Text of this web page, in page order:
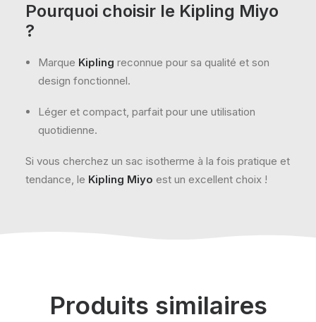
Pourquoi choisir le Kipling Miyo
?
Marque Kipling reconnue pour sa qualité et son
design fonctionnel.
Léger et compact, parfait pour une utilisation
quotidienne.
Si vous cherchez un sac isotherme à la fois pratique et
tendance, le Kipling Miyo est un excellent choix !
Produits similaires